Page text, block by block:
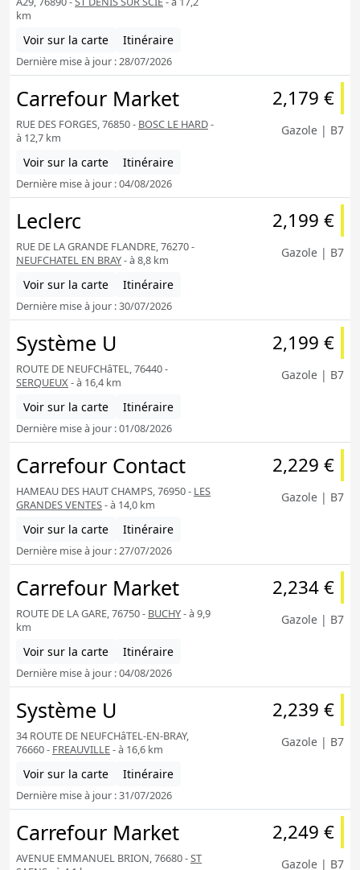
km
Voir sur la carte Itinéraire
Dernière mise à jour : 28/07/2026
Carrefour Market
RUE DES FORGES, 76850 - BOSC LE HARD-
à 12,7 km
Voir sur la carte Itinéraire
Dernière mise à jour : 04/08/2026
2,179 €
Gazole | B7
Leclerc
RUE DE LA GRANDE FLANDRE, 76270 -
NEUFCHATEL EN BRAY- à 8,8 km
Voir sur la carte Itinéraire
Dernière mise à jour : 30/07/2026
2,199 €
Gazole | B7
Système U
ROUTE DE NEUFCHâTEL, 76440 -
SERQUEUX- à 16,4 km
Voir sur la carte Itinéraire
Dernière mise à jour : 01/08/2026
2,199 €
Gazole | B7
Carrefour Contact
HAMEAU DES HAUT CHAMPS, 76950 - LES
GRANDES VENTES- à 14,0 km
Voir sur la carte Itinéraire
Dernière mise à jour : 27/07/2026
2,229 €
Gazole | B7
Carrefour Market
ROUTE DE LA GARE, 76750 - BUCHY- à 9,9
km
Voir sur la carte Itinéraire
Dernière mise à jour : 04/08/2026
2,234 €
Gazole | B7
Système U
34 ROUTE DE NEUFCHâTEL-EN-BRAY,
76660 - FREAUVILLE- à 16,6 km
Voir sur la carte Itinéraire
Dernière mise à jour : 31/07/2026
2,239 €
Gazole | B7
Carrefour Market
AVENUE EMMANUEL BRION, 76680 -ST
2,249 €
Gazole | B7